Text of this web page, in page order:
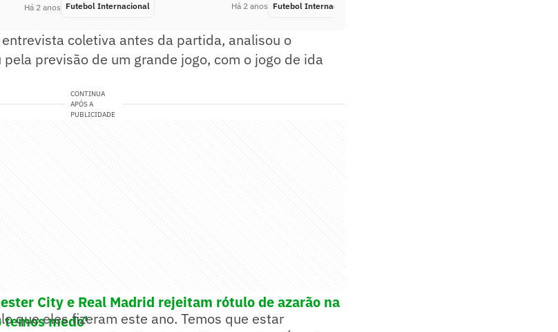
Há 2 anos Futebol Internacional Há 2 anos Futebol Internacional
coletiva antes da partida, analisou o
previsão de um grande jogo, com o jogo de ida
CONTINUA
APÓS A
PUBLICIDADE
City e Real Madrid rejeitam rótulo de azarão na
temos medo'
que eles fizeram este ano. Temos que estar